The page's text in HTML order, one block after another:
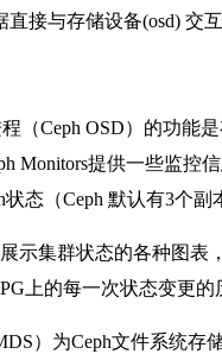
接与存储设备(osd) 交互
程（Ceph OSD）的功
Monitors提供一些监控
态（Ceph 默认有3个副
示集群状态的各种图
上的每一次状态变更的
）为Ceph文件系统